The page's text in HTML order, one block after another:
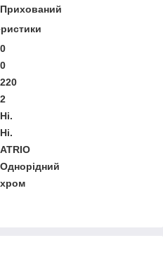
Прихований
0
0
220
2
Ні.
Ні.
ATRIO
Однорідний
хром